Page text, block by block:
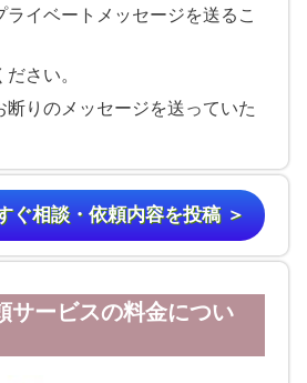
イベートメッセージを送るこ
さい。
断りのメッセージを送っていた
ぐ相談・依頼内容を投稿 ＞
サービスの料金につい